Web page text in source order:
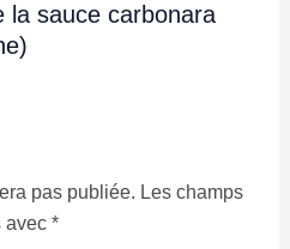
la sauce carbonara
pas publiée. Les champs
avec *